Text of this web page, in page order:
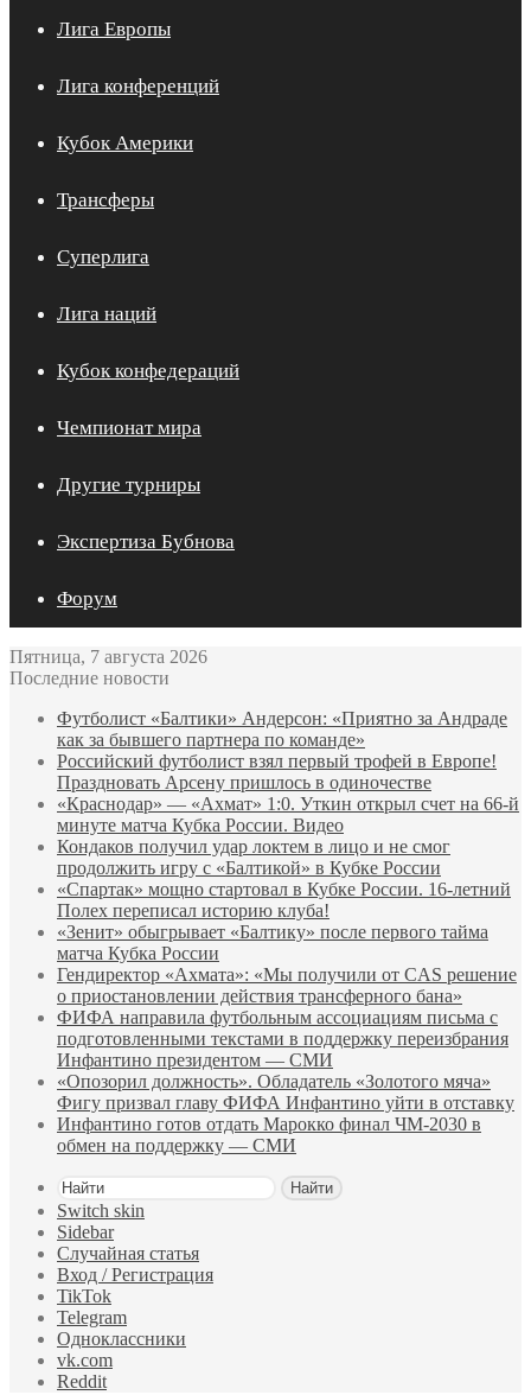
Лига Европы
Лига конференций
Кубок Америки
Трансферы
Суперлига
Лига наций
Кубок конфедераций
Чемпионат мира
Другие турниры
Экспертиза Бубнова
Форум
Пятница, 7 августа 2026
Последние новости
Футболист «Балтики» Андерсон: «Приятно за Андраде
как за бывшего партнера по команде»
Российский футболист взял первый трофей в Европе!
Праздновать Арсену пришлось в одиночестве
«Краснодар» — «Ахмат» 1:0. Уткин открыл счет на 66‑й
минуте матча Кубка России. Видео
Кондаков получил удар локтем в лицо и не смог
продолжить игру с «Балтикой» в Кубке России
«Спартак» мощно стартовал в Кубке России. 16-летний
Полех переписал историю клуба!
«Зенит» обыгрывает «Балтику» после первого тайма
матча Кубка России
Гендиректор «Ахмата»: «Мы получили от CAS решение
о приостановлении действия трансферного бана»
ФИФА направила футбольным ассоциациям письма с
подготовленными текстами в поддержку переизбрания
Инфантино президентом — СМИ
«Опозорил должность». Обладатель «Золотого мяча»
Фигу призвал главу ФИФА Инфантино уйти в отставку
Инфантино готов отдать Марокко финал ЧМ‑2030 в
обмен на поддержку — СМИ
Найти
Switch skin
Sidebar
Случайная статья
Вход / Регистрация
TikTok
Telegram
Одноклассники
vk.com
Reddit